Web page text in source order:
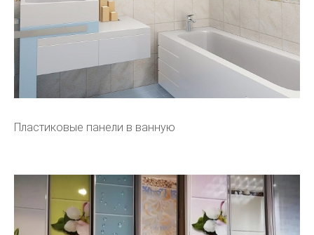
Пластиковые панели в ванную